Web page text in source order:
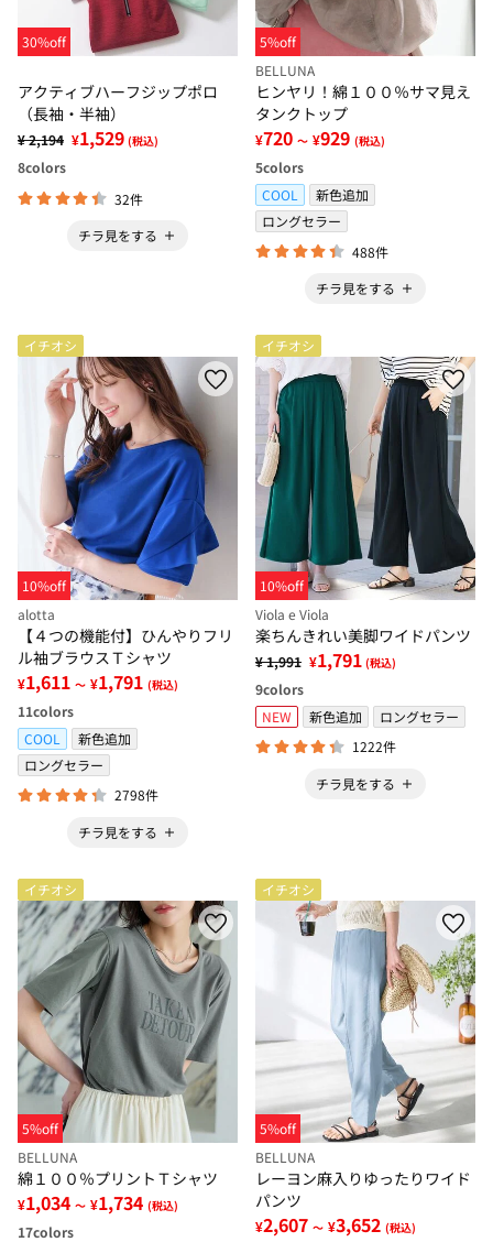
30%off
アクティブハーフジップポロ
（長袖・半袖）
¥ 2,194 ¥1,529 (税込)
8colors
32件
チラ見をする
5%off
BELLUNA
ヒンヤリ！綿１００％サマ見え
タンクトップ
¥720 ～ ¥929 (税込)
5colors
COOL
新色追加
ロングセラー
488件
チラ見をする
イチオシ
10%off
alotta
【４つの機能付】ひんやりフリ
ル袖ブラウスＴシャツ
¥1,611 ～ ¥1,791 (税込)
11colors
COOL
新色追加
ロングセラー
2798件
チラ見をする
イチオシ
10%off
Viola e Viola
楽ちんきれい美脚ワイドパンツ
¥ 1,991 ¥1,791 (税込)
9colors
NEW
新色追加
ロングセラー
1222件
チラ見をする
イチオシ
5%off
BELLUNA
綿１００％プリントＴシャツ
¥1,034 ～ ¥1,734 (税込)
17colors
イチオシ
5%off
BELLUNA
レーヨン麻入りゆったりワイド
パンツ
¥2,607 ～ ¥3,652 (税込)